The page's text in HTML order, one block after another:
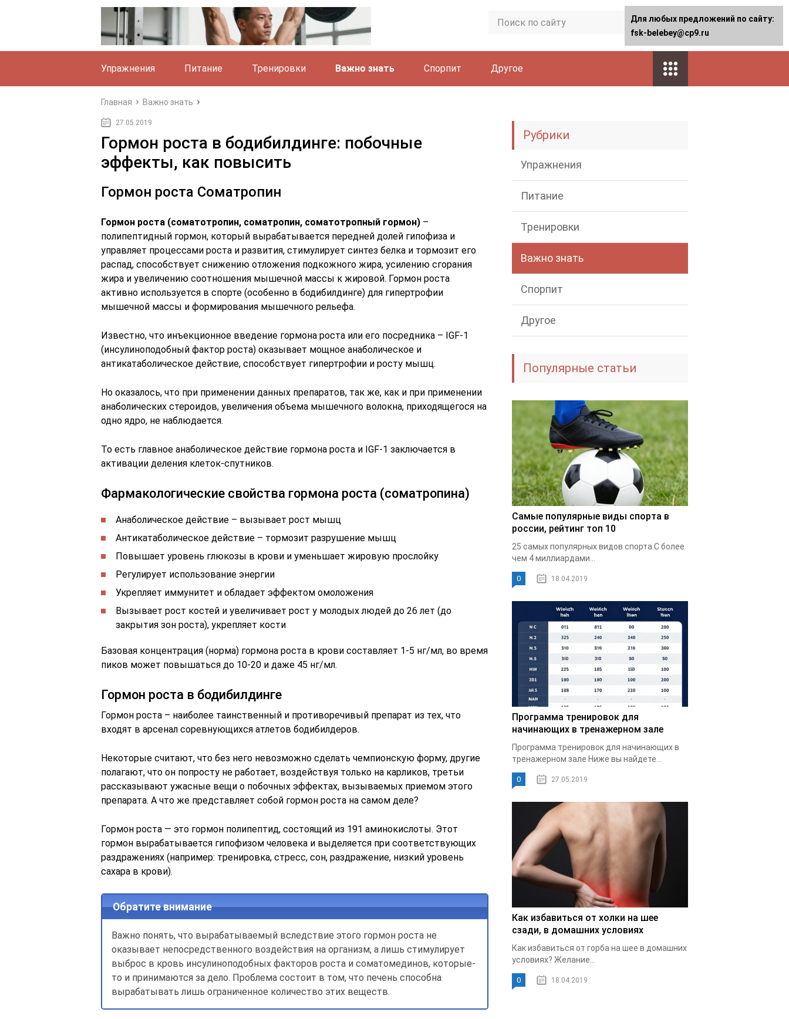
Упражнения Питание Тренировки Важно знать Спорпит Другое
Главная Важно знать
27.05.2019
Гормон роста в бодибилдинге: побочные
эффекты, как повысить
Гормон роста Соматропин
Гормон роста (соматотропин, соматропин, соматотропный гормон) –
полипептидный гормон, который вырабатывается передней долей гипофиза и
управляет процессами роста и развития, стимулирует синтез белка и тормозит его
распад, способствует снижению отложения подкожного жира, усилению сгорания
жира и увеличению соотношения мышечной массы к жировой. Гормон роста
активно используется в спорте (особенно в бодибилдинге) для гипертрофии
мышечной массы и формирования мышечного рельефа.
Известно, что инъекционное введение гормона роста или его посредника – IGF-1
(инсулиноподобный фактор роста) оказывает мощное анаболическое и
антикатаболическое действие, способствует гипертрофии и росту мышц.
Но оказалось, что при применении данных препаратов, так же, как и при применении
анаболических стероидов, увеличения объема мышечного волокна, приходящегося на
одно ядро, не наблюдается.
То есть главное анаболическое действие гормона роста и IGF-1 заключается в
активации деления клеток-спутников.
Фармакологические свойства гормона роста (соматропина)
Анаболическое действие – вызывает рост мышц
Антикатаболическое действие – тормозит разрушение мышц
Повышает уровень глюкозы в крови и уменьшает жировую прослойку
Регулирует использование энергии
Укрепляет иммунитет и обладает эффектом омоложения
Вызывает рост костей и увеличивает рост у молодых людей до 26 лет (до
закрытия зон роста), укрепляет кости
Базовая концентрация (норма) гормона роста в крови составляет 1-5 нг/мл, во время
пиков может повышаться до 10-20 и даже 45 нг/мл.
Гормон роста в бодибилдинге
Гормон роста – наиболее таинственный и противоречивый препарат из тех, что
входят в арсенал соревнующихся атлетов бодибилдеров.
Некоторые считают, что без него невозможно сделать чемпионскую форму, другие
полагают, что он попросту не работает, воздействуя только на карликов, третьи
рассказывают ужасные вещи о побочных эффектах, вызываемых приемом этого
препарата. А что же представляет собой гормон роста на самом деле?
Гормон роста — это гормон полипептид, состоящий из 191 аминокислоты. Этот
гормон вырабатывается гипофизом человека и выделяется при соответствующих
раздражениях (например: тренировка, стресс, сон, раздражение, низкий уровень
сахара в крови).
Обратите внимание
Важно понять, что вырабатываемый вследствие этого гормон роста не
оказывает непосредственного воздействия на организм, а лишь стимулирует
выброс в кровь инсулиноподобных факторов роста и соматомединов, которые-
то и принимаются за дело. Проблема состоит в том, что печень способна
вырабатывать лишь ограниченное количество этих веществ.
Рубрики
Упражнения
Питание
Тренировки
Важно знать
Спорпит
Другое
Популярные статьи
Самые популярные виды спорта в
россии, рейтинг топ 10
25 самых популярных видов спорта С более
чем 4 миллиардами...
0 18.04.2019
Программа тренировок для
начинающих в тренажерном зале
Программа тренировок для начинающих в
тренажерном зале Ниже вы найдете...
0 27.05.2019
Как избавиться от холки на шее
сзади, в домашних условиях
Как избавиться от горба на шее в домашних
условиях? Желание...
0 18.04.2019
Для любых предложений по сайту:
fsk-belebey@cp9.ru